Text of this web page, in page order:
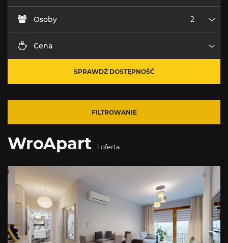
Osoby
Cena
SPRAWDŹ DOSTĘPNOŚĆ
FILTROWANIE
WroApart 1 oferta